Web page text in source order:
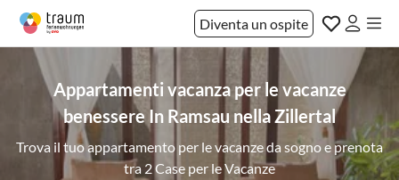
Diventa un ospite
Appartamenti vacanza per le vacanze
benessere In Ramsau nella Zillertal
Trova il tuo appartamento per le vacanze da sogno e prenota
tra 2 Case per le Vacanze